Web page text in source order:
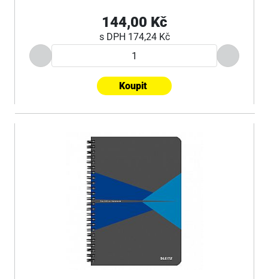
144,00 Kč
s DPH 174,24 Kč
Koupit